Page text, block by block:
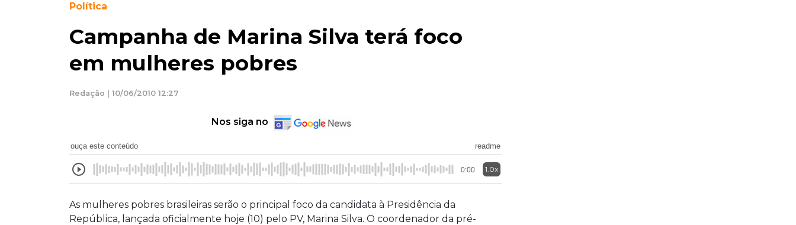
Política
Campanha de Marina Silva terá foco
em mulheres pobres
Redação | 10/06/2010 12:27
Nos siga no
ouça este conteúdo readme
0:00 1.0x
As mulheres pobres brasileiras serão o principal foco da candidata à Presidência da
República, lançada oficialmente hoje (10) pelo PV, Marina Silva. O coordenador da pré-